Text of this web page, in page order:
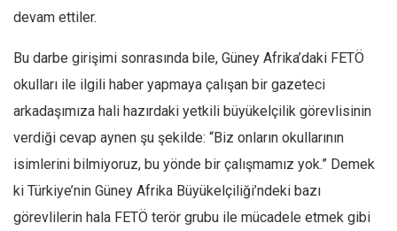
Siyaset
Dünya
Afrika
İslam Dünyası
devam ettiler.
Bu darbe girişimi sonrasında bile, Güney Afrika’daki FETÖ
okulları ile ilgili haber yapmaya çalışan bir gazeteci
arkadaşımıza hali hazırdaki yetkili büyükelçilik görevlisinin
verdiği cevap aynen şu şekilde: “Biz onların okullarının
isimlerini bilmiyoruz, bu yönde bir çalışmamız yok.” Demek
ki Türkiye’nin Güney Afrika Büyükelçiliği’ndeki bazı
görevlilerin hala FETÖ terör grubu ile mücadele etmek gibi